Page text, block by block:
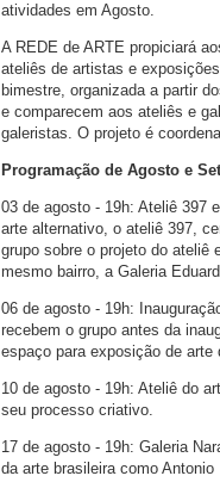
atividades em Agosto.
A REDE de ARTE propiciará
ateliês de artistas e
bimestre, organizada a partir
e comparecem aos ateliês e
galeristas. O projeto é
Programação de Agosto e
03 de agosto - 19h: Ateliê 397
arte alternativo, o ateliê 397,
grupo sobre o projeto do ateliê
mesmo bairro, a Galeria
06 de agosto - 19h:
recebem o grupo antes da
espaço para exposição de
10 de agosto - 19h: Ateliê do
seu processo criativo.
17 de agosto - 19h: Galeria
da arte brasileira como